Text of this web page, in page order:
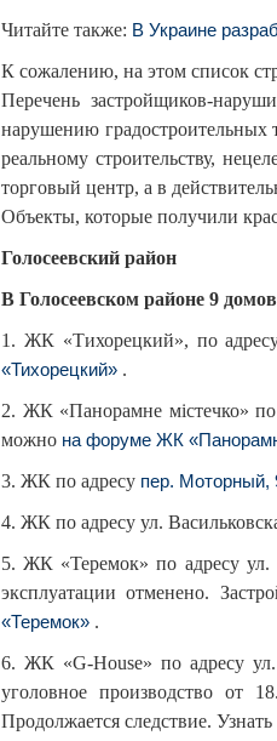
Читайте также: В Украине
К сожалению, на этом список
Перечень застройщиков-
нарушению градостроительных
реальному строительству,
торговый центр, а в
Объекты, которые получили
Голосеевский район
В Голосеевском районе 9
1. ЖК «Тихорецкий», по
«Тихорецкий» .
2. ЖК «Панорамне містечко»
можно на форуме ЖК
3. ЖК по адресу пер. Моторный,
4. ЖК по адресу ул.
5. ЖК «Теремок» по адресу ул.
эксплуатации отменено.
«Теремок» .
6. ЖК «G-House» по адресу ул.
уголовное производство от
Продолжается следствие.